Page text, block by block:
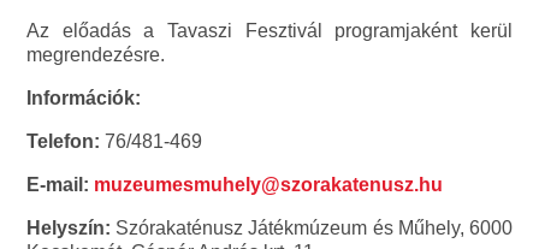
Az előadás a Tavaszi Fesztivál programjaként kerül
megrendezésre.
Információk:
Telefon: 76/481-469
E-mail: muzeumesmuhely@szorakatenusz.hu
Helyszín: Szórakaténusz Játékmúzeum és Műhely, 6000